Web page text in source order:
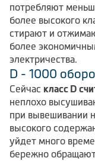
потребляют
более высокого
стирают и
более
электричества.
D - 1000
Сейчас класс D
неплохо
при вывешивании
высокого
уйдет много
бережно